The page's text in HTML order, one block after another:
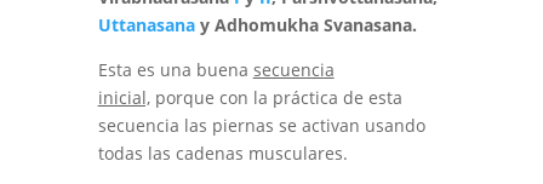
Uttanasanay Adhomukha Svanasana.
Esta es una buena secuencia
inicial,porque con la práctica de esta
secuencia las piernas se activan usando
todas las cadenas musculares.